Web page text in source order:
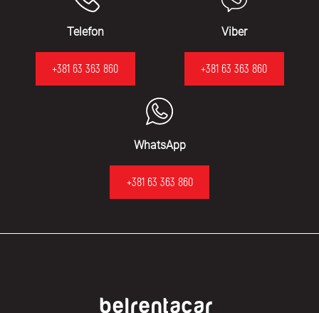
Telefon
+381 63 363 860
Viber
+381 63 363 860
WhatsApp
+381 63 363 860